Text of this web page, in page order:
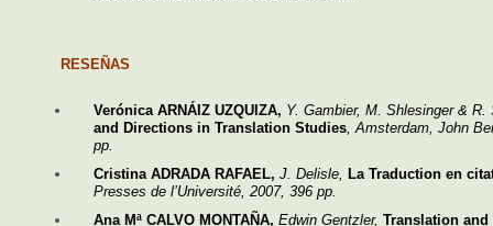
RESEÑAS
Verónica ARNÁIZ UZQUIZA, Y. Gambier, M. Shlesinger & R.
and Directions in Translation Studies, Amsterdam, John
pp.
Cristina ADRADA RAFAEL, J. Delisle, La Traduction en
Presses de l’Université, 2007, 396 pp.
Ana Mª CALVO MONTAÑA, Edwin Gentzler, Translation